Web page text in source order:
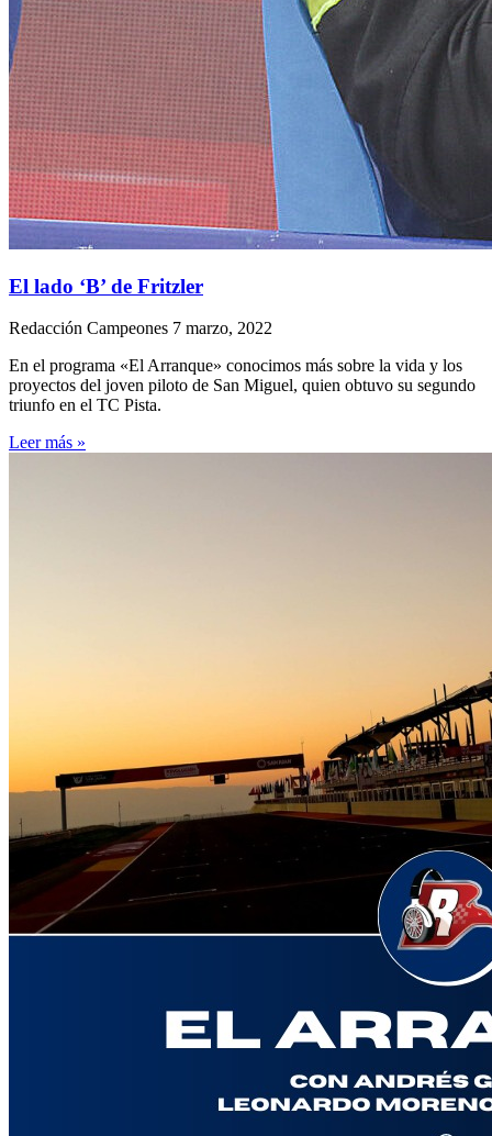
El lado ‘B’ de Fritzler
Redacción Campeones 7 marzo, 2022
En el programa «El Arranque» conocimos más sobre la vida y los
proyectos del joven piloto de San Miguel, quien obtuvo su segundo
triunfo en el TC Pista.
Leer más »